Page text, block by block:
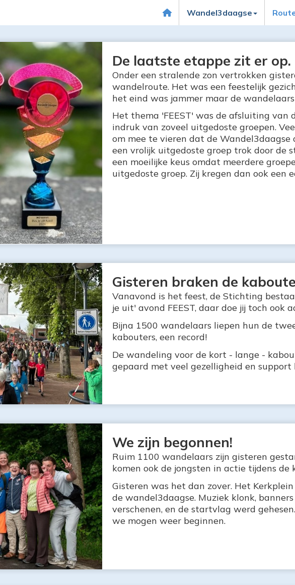
Wandel3daagse
De laatste etappe zit er op.
Onder een stralende zon vertrokken
wandelroute. Het was een feestelijk
het eind was jammer maar de
Het thema 'FEEST' was de afsluiting van
indruk van zoveel uitgedoste groepen.
om mee te vieren dat de
een vrolijk uitgedoste groep trok door de
een moeilijke keus omdat meerdere
uitgedoste groep. Zij kregen dan ook een
Gisteren braken de
Vanavond is het feest, de Stichting
je uit' avond FEEST, daar doe jij toch ook
Bijna 1500 wandelaars liepen hun de
kabouters, een record!
De wandeling voor de kort - lange -
gepaard met veel gezelligheid en support
We zijn begonnen!
Ruim 1100 wandelaars zijn gisteren
komen ook de jongsten in actie tijdens de
Gisteren was het dan zover. Het
de wandel3daagse. Muziek klonk,
verschenen, en de startvlag werd
we mogen weer beginnen.